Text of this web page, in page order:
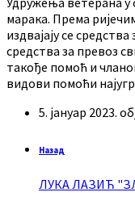
марака. Према
издвајају се
средства за превоз
такође помоћ и
видови помоћи
5. јануар 2023.
Назад
ЛУКА ЛАЗИЋ